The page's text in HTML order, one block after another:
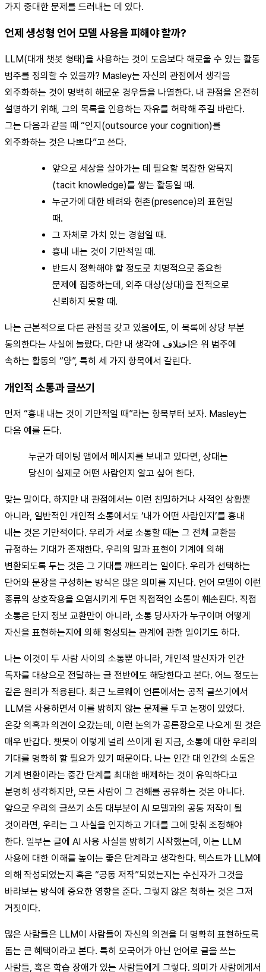
가지 중대한 문제를 드러내는 데 있다.
언제 생성형 언어 모델 사용을 피해야 할까?
LLM(대개 챗봇 형태)을 사용하는 것이 도움보다 해로울 수 있는 활동
범주를 정의할 수 있을까? Masley는 자신의 관점에서 생각을
외주화하는 것이 명백히 해로운 경우들을 나열한다. 내 관점을 온전히
설명하기 위해, 그의 목록을 인용하는 자유를 허락해 주길 바란다.
그는 다음과 같을 때 “인지(outsource your cognition)를
외주화하는 것은 나쁘다”고 쓴다.
앞으로 세상을 살아가는 데 필요할 복잡한 암묵지
(tacit knowledge)를 쌓는 활동일 때.
누군가에 대한 배려와 현존(presence)의 표현일
때.
그 자체로 가치 있는 경험일 때.
흉내 내는 것이 기만적일 때.
반드시 정확해야 할 정도로 치명적으로 중요한
문제에 집중하는데, 외주 대상(상대)을 전적으로
신뢰하지 못할 때.
나는 근본적으로 다른 관점을 갖고 있음에도, 이 목록에 상당 부분
동의한다는 사실에 놀랐다. 다만 내 생각에 اختلاف은 위 범주에
속하는 활동의 “양”, 특히 세 가지 항목에서 갈린다.
개인적 소통과 글쓰기
먼저 “흉내 내는 것이 기만적일 때”라는 항목부터 보자. Masley는
다음 예를 든다.
누군가 데이팅 앱에서 메시지를 보내고 있다면, 상대는
당신이 실제로 어떤 사람인지 알고 싶어 한다.
맞는 말이다. 하지만 내 관점에서는 이런 친밀하거나 사적인 상황뿐
아니라, 일반적인 개인적 소통에서도 ‘내가 어떤 사람인지’를 흉내
내는 것은 기만적이다. 우리가 서로 소통할 때는 그 전체 교환을
규정하는 기대가 존재한다. 우리의 말과 표현이 기계에 의해
변환되도록 두는 것은 그 기대를 깨뜨리는 일이다. 우리가 선택하는
단어와 문장을 구성하는 방식은 많은 의미를 지닌다. 언어 모델이 이런
종류의 상호작용을 오염시키게 두면 직접적인 소통이 훼손된다. 직접
소통은 단지 정보 교환만이 아니라, 소통 당사자가 누구이며 어떻게
자신을 표현하는지에 의해 형성되는 관계에 관한 일이기도 하다.
나는 이것이 두 사람 사이의 소통뿐 아니라, 개인적 발신자가 인간
독자를 대상으로 전달하는 글 전반에도 해당한다고 본다. 어느 정도는
같은 원리가 적용된다. 최근 노르웨이 언론에서는 공적 글쓰기에서
LLM을 사용하면서 이를 밝히지 않는 문제를 두고 논쟁이 있었다.
온갖 의혹과 의견이 오갔는데, 이런 논의가 공론장으로 나오게 된 것은
매우 반갑다. 챗봇이 이렇게 널리 쓰이게 된 지금, 소통에 대한 우리의
기대를 명확히 할 필요가 있기 때문이다. 나는 인간 대 인간의 소통은
기계 변환이라는 중간 단계를 최대한 배제하는 것이 유익하다고
분명히 생각하지만, 모든 사람이 그 견해를 공유하는 것은 아니다.
앞으로 우리의 글쓰기 소통 대부분이 AI 모델과의 공동 저작이 될
것이라면, 우리는 그 사실을 인지하고 기대를 그에 맞춰 조정해야
한다. 일부는 글에 AI 사용 사실을 밝히기 시작했는데, 이는 LLM
사용에 대한 이해를 높이는 좋은 단계라고 생각한다. 텍스트가 LLM에
의해 작성되었는지 혹은 “공동 저작”되었는지는 수신자가 그것을
바라보는 방식에 중요한 영향을 준다. 그렇지 않은 척하는 것은 그저
거짓이다.
많은 사람들은 LLM이 사람들이 자신의 의견을 더 명확히 표현하도록
돕는 큰 혜택이라고 본다. 특히 모국어가 아닌 언어로 글을 쓰는
사람들, 혹은 학습 장애가 있는 사람들에게 그렇다. 의미가 사람에게서